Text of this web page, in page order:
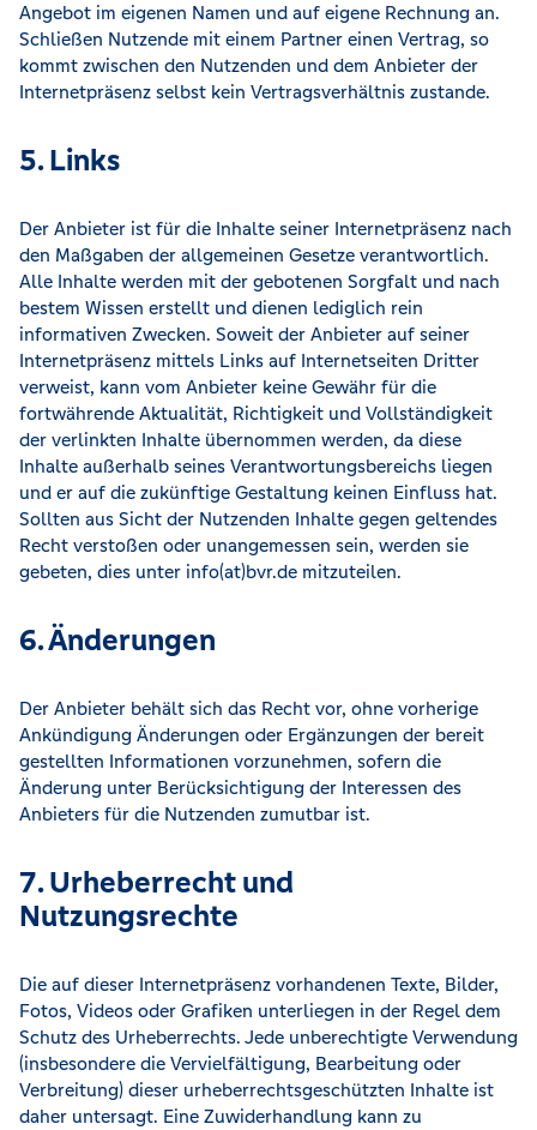
Angebot im eigenen Namen und auf eigene Rechnung an.
Schließen Nutzende mit einem Partner einen Vertrag, so
kommt zwischen den Nutzenden und dem Anbieter der
Internetpräsenz selbst kein Vertragsverhältnis zustande.
5. Links
Der Anbieter ist für die Inhalte seiner Internetpräsenz nach
den Maßgaben der allgemeinen Gesetze verantwortlich.
Alle Inhalte werden mit der gebotenen Sorgfalt und nach
bestem Wissen erstellt und dienen lediglich rein
informativen Zwecken. Soweit der Anbieter auf seiner
Internetpräsenz mittels Links auf Internetseiten Dritter
verweist, kann vom Anbieter keine Gewähr für die
fortwährende Aktualität, Richtigkeit und Vollständigkeit
der verlinkten Inhalte übernommen werden, da diese
Inhalte außerhalb seines Verantwortungsbereichs liegen
und er auf die zukünftige Gestaltung keinen Einfluss hat.
Sollten aus Sicht der Nutzenden Inhalte gegen geltendes
Recht verstoßen oder unangemessen sein, werden sie
gebeten, dies unter info(at)bvr.de mitzuteilen.
6. Änderungen
Der Anbieter behält sich das Recht vor, ohne vorherige
Ankündigung Änderungen oder Ergänzungen der bereit
gestellten Informationen vorzunehmen, sofern die
Änderung unter Berücksichtigung der Interessen des
Anbieters für die Nutzenden zumutbar ist.
7. Urheberrecht und
Nutzungsrechte
Die auf dieser Internetpräsenz vorhandenen Texte, Bilder,
Fotos, Videos oder Grafiken unterliegen in der Regel dem
Schutz des Urheberrechts. Jede unberechtigte Verwendung
(insbesondere die Vervielfältigung, Bearbeitung oder
Verbreitung) dieser urheberrechtsgeschützten Inhalte ist
daher untersagt. Eine Zuwiderhandlung kann zu